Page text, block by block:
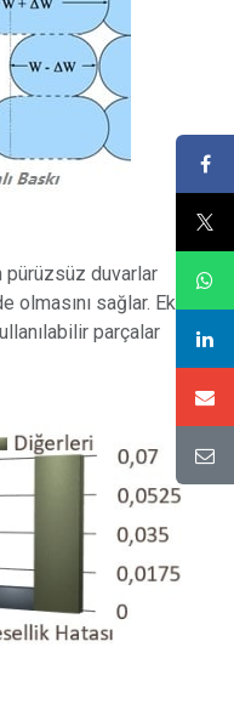
pürüzsüz duvarlar
olmasını sağlar. Ek
parçalar